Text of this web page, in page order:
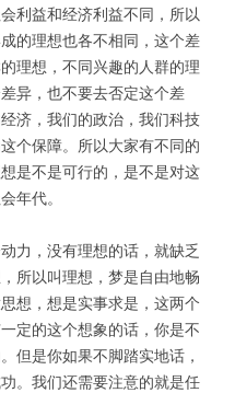
利益和经济利益不同，所以
的理想也各不相同，这个差
理想，不同兴趣的人群的理
异，也不要去否定这个差
济，我们的政治，我们科技
个保障。所以大家有不同的
是不是可行的，是不是对这
年代。
力，没有理想的话，就缺乏
所以叫理想，梦是自由地畅
想，想是实事求是，这两个
定的这个想象的话，你是不
但是你如果不脚踏实地话，
。我们还需要注意的就是任